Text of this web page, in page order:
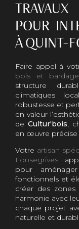
POUR
À QUINT-
Faire appel à
bois et
structure
climatiques
robustesse et
en valeur
deCultur'bois,
en œuvre précise
Votre artisan
Fonsegrives
pour
fonctionnels et
créer des
harmonie avec
chaque projet
naturelle et